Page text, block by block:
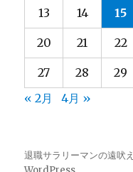
13 14 15
20 21 22
27 28 29
« 2月
4月 »
退職サラリーマンの遠吠え